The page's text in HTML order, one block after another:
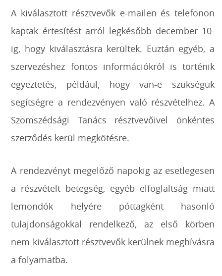
A kiválasztott résztvevők e-mailen és telefonon
kaptak értesítést arról legkésőbb december 10-
ig, hogy kiválasztásra kerültek. Euztán egyéb, a
szervezéshez fontos információkról is történik
egyeztetés, például, hogy van-e szükségük
segítségre a rendezvényen való részvételhez. A
Szomszédsági Tanács résztvevőivel önkéntes
szerződés kerül megkötésre.
A rendezvényt megelőző napokig az esetlegesen
a részvételt betegség, egyéb elfoglaltság miatt
lemondók helyére póttagként hasonló
tulajdonságokkal rendelkező, az első körben
nem kiválasztott résztvevők kerülnek meghívásra
a folyamatba.